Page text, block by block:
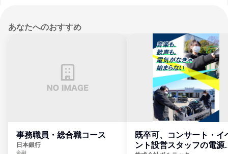
あなたへのおすすめ
事務職員・総合職コース
日本銀行
金融
既卒可、コンサート・イ
ント設営スタッフの電源